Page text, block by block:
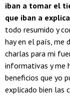
iban a tomar el
que iban a
todo resumido y
hay en el país, me
charlas para mi
informativas y me
beneficios que yo
explicado bien las